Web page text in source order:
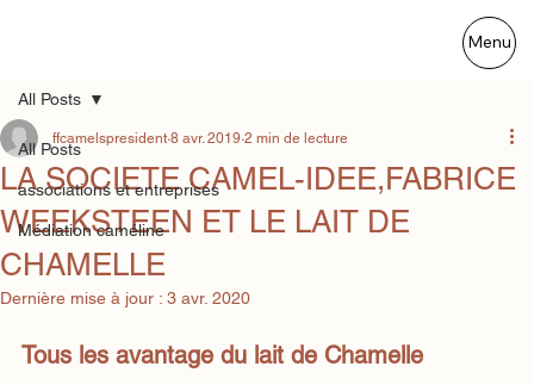
Menu
All Posts
associations et entreprises
Médiation caméline
All Posts
LA SOCIETE CAMEL-IDEE,FABRICE
WEEKSTEEN ET LE LAIT DE
CHAMELLE
ffcamelspresident 8 avr. 2019 2 min de lecture
Dernière mise à jour : 3 avr. 2020
Tous les avantage du lait de Chamelle